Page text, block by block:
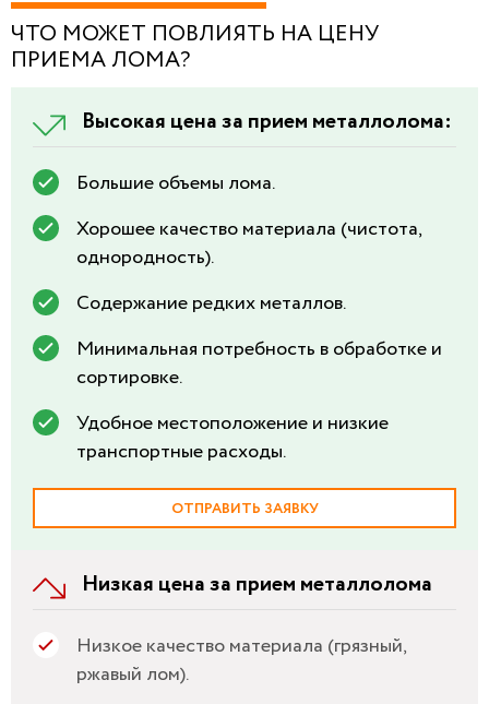
ЧТО МОЖЕТ ПОВЛИЯТЬ НА ЦЕНУ
ПРИЕМА ЛОМА?
Высокая цена за прием металлолома:
Большие объемы лома.
Хорошее качество материала (чистота,
однородность).
Содержание редких металлов.
Минимальная потребность в обработке и
сортировке.
Удобное местоположение и низкие
транспортные расходы.
ОТПРАВИТЬ ЗАЯВКУ
Низкая цена за прием металлолома
Низкое качество материала (грязный,
ржавый лом).